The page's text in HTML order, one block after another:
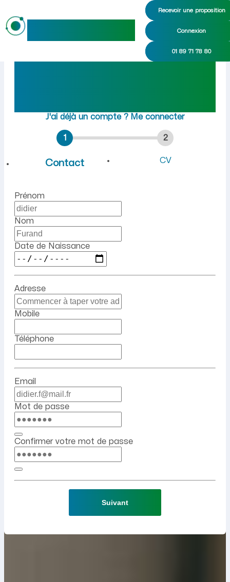
Recevoir une proposition
Connexion
01 89 71 78 80
Emploi à Montmerle-sur-
Rejoindre maideoà
J'ai déjà un compte ? Me connecter
1
Contact
2
CV
Prénom
Nom
Date de Naissance
Adresse
Mobile
Téléphone
Email
Mot de passe
Confirmer votre mot de passe
Suivant